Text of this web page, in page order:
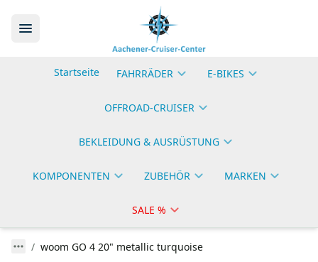
Startseite FAHRRÄDER E-BIKES
OFFROAD-CRUISER
BEKLEIDUNG & AUSRÜSTUNG
KOMPONENTEN ZUBEHÖR MARKEN
SALE %
woom GO 4 20" metallic turquoise